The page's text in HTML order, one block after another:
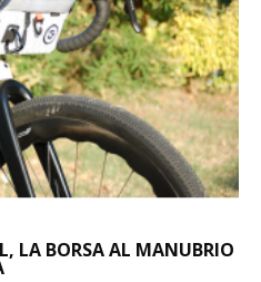
LA BORSA AL MANUBRIO